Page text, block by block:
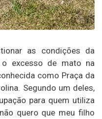
as condições da
excesso de mato na
como Praça da
Segundo um deles,
para quem utiliza
quero que meu filho